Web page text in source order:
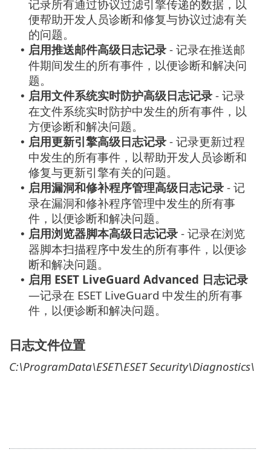
记录所有通过协议过滤引擎传递的数据，以
便帮助开发人员诊断和修复与协议过滤有关
的问题。
• 启用推送邮件高级日志记录 - 记录在推送邮
件期间发生的所有事件，以便诊断和解决问
题。
• 启用文件系统实时防护高级日志记录 - 记录
在文件系统实时防护中发生的所有事件，以
方便诊断和解决问题。
• 启用更新引擎高级日志记录 - 记录更新过程
中发生的所有事件，以帮助开发人员诊断和
修复与更新引擎有关的问题。
• 启用漏洞和修补程序管理高级日志记录 - 记
录在漏洞和修补程序管理中发生的所有事
件，以便诊断和解决问题。
• 启用浏览器脚本高级日志记录 - 记录在浏览
器脚本扫描程序中发生的所有事件，以便诊
断和解决问题。
• 启用 ESET LiveGuard Advanced 日志记录
—记录在 ESET LiveGuard 中发生的所有事
件，以便诊断和解决问题。
日志文件位置
C:\ProgramData\ESET\ESET Security\Diagnostics\